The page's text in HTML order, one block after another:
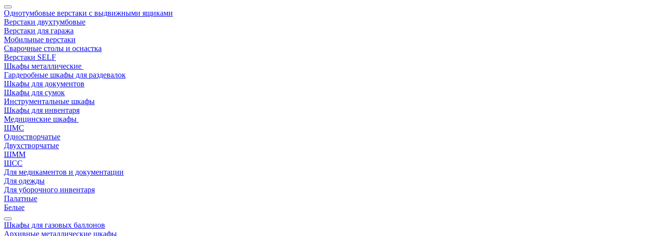
Однотумбовые верстаки с выдвижными ящиками
Верстаки двухтумбовые
Верстаки для гаража
Мобильные верстаки
Сварочные столы и оснастка
Верстаки SELF
Шкафы металлические
Гардеробные шкафы для раздевалок
Шкафы для документов
Шкафы для сумок
Инструментальные шкафы
Шкафы для инвентаря
Медицинские шкафы
ШМС
Одностворчатые
Двухстворчатые
ШММ
ШСС
Для медикаментов и документации
Для одежды
Для уборочного инвентаря
Палатные
Белые
Шкафы для газовых баллонов
Архивные металлические шкафы